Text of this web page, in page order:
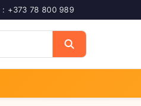
+373 78 800 989